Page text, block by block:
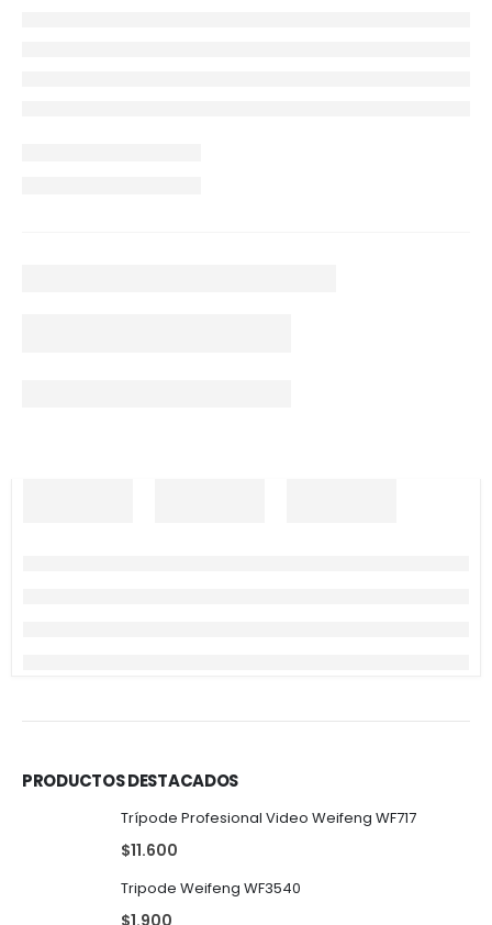
PRODUCTOS DESTACADOS
Trípode Profesional Video Weifeng WF717
$11.600
Tripode Weifeng WF3540
$1.900